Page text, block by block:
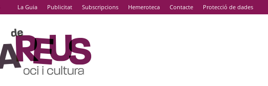
La Guia Publicitat Subscripcions Hemeroteca Contacte Protecció de dades
La
Guia
De
Reus